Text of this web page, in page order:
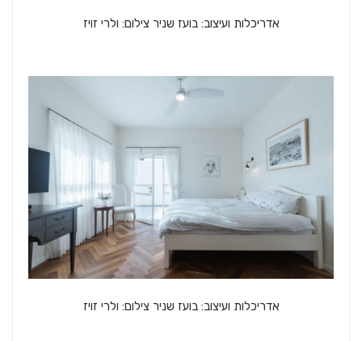
אדריכלות ועיצוב: בועז שניר צילום: ולרי זויז
אדריכלות ועיצוב: בועז שניר צילום: ולרי זויז